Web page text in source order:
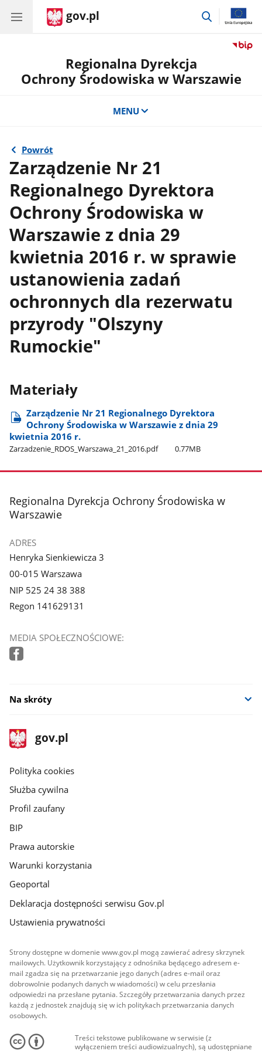
gov.pl
przejdź
Regionalna Dyrekcja
Ochrony Środowiska w Warszawie
MENU
Powrót
Zarządzenie Nr 21
Regionalnego Dyrektora
Ochrony Środowiska w
Warszawie z dnia 29
kwietnia 2016 r. w sprawie
ustanowienia zadań
ochronnych dla rezerwatu
przyrody "Olszyny
Rumockie"
Materiały
Zarządzenie Nr 21 Regionalnego Dyrektora
Ochrony Środowiska w Warszawie z dnia 29
kwietnia 2016 r.
Zarzadzenie​_RDOS​_Warszawa​_21​_2016.pdf 0.77MB
stopka
Regionalna Dyrekcja Ochrony Środowiska w
Warszawie
ADRES
Henryka Sienkiewicza 3
00-015 Warszawa
NIP 525 24 38 388
Regon 141629131
MEDIA SPOŁECZNOŚCIOWE:
Na skróty
stopka
gov.pl
Strona
gov.pl
gov.pl
Polityka cookies
Służba cywilna
Profil zaufany
BIP
Prawa autorskie
Warunki korzystania
Geoportal
Deklaracja dostępności serwisu Gov.pl
Ustawienia prywatności
Strony dostępne w domenie www.gov.pl mogą zawierać adresy skrzynek
mailowych. Użytkownik korzystający z odnośnika będącego adresem e-
mail zgadza się na przetwarzanie jego danych (adres e-mail oraz
dobrowolnie podanych danych w wiadomości) w celu przesłania
odpowiedzi na przesłane pytania. Szczegóły przetwarzania danych przez
każdą z jednostek znajdują się w ich politykach przetwarzania danych
osobowych.
Treści tekstowe publikowane w serwisie (z
wyłączeniem treści audiowizualnych), są udostępniane